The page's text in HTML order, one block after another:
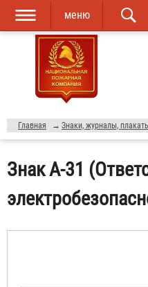
Перейти к
основному
содержанию
Skip to
navigation
меню
Главная → Знаки, журналы,
Знак A-31